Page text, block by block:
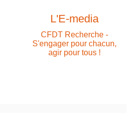
L'E-media
CFDT Recherche -
S'engager pour chacun,
agir pour tous !